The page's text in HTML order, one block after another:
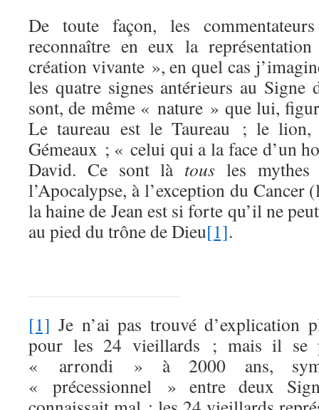
De toute façon, les
reconnaître en eux la
création vivante », en quel cas
les quatre signes antérieurs au Signe
sont, de même « nature » que lui,
Le taureau est le Taureau ; le
Gémeaux ; « celui qui a la face d’un
David. Ce sont là tous les
l’Apocalypse, à l’exception du Cancer
la haine de Jean est si forte qu’il ne
au pied du trône de Dieu[1].
[1] Je n’ai pas trouvé d’explication
pour les 24 vieillards ; mais il se
« arrondi » à 2000 ans,
« précessionnel » entre deux